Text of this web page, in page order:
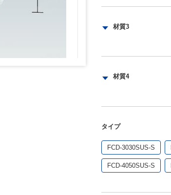
材質3
材質4
タイプ
FCD-3030SUS-S
FCD-4050SUS-S